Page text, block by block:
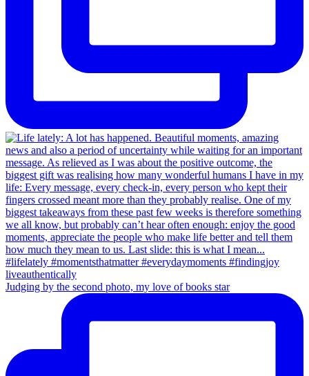
Judging by the second photo, my love of books star